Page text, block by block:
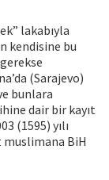
lakabıyla
kendisine bu
(Sarajevo)
bunlara
dair bir kayıt
(1595) yılı
BiH